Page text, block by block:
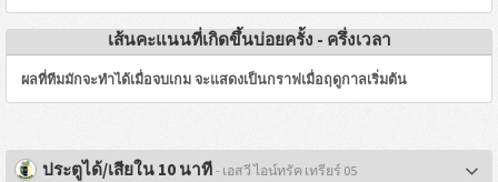
เส้นคะแนนที่เกิดขึ้นบ่อยครั้ง - ครึ่งเวลา
ผลที่ทีมมักจะทำได้เมื่อจบเกม จะแสดงเป็นกราฟเมื่อฤดูกาลเริ่มต้น
ประตูได้/เสียใน 10 นาที - เอสวี ไอน์ทรัค เทรียร์ 05